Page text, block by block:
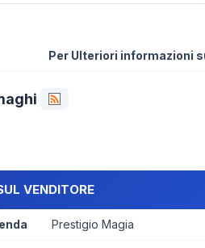
Per Ulteriori informazioni
VENDITORE
Prestigio Magia